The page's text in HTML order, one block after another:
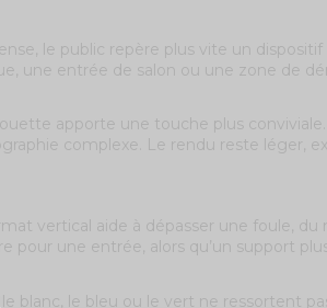
le public repère plus vite un dispositif
une entrée de salon ou une zone de
apporte une touche plus
complexe. Le rendu reste léger,
vertical aide à dépasser une foule, du
pour une entrée, alors qu’un support
blanc, le bleu ou le vert ne ressortent